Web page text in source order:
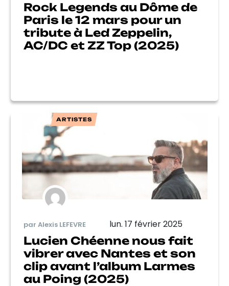
Rock Legends au Dôme de
Paris le 12 mars pour un
tribute à Led Zeppelin,
AC/DC et ZZ Top (2025)
ARTISTES
par Alexis LEFEVRE lun. 17 février 2025
Lucien Chéenne nous fait
vibrer avec Nantes et son
clip avant l’album Larmes
au Poing (2025)